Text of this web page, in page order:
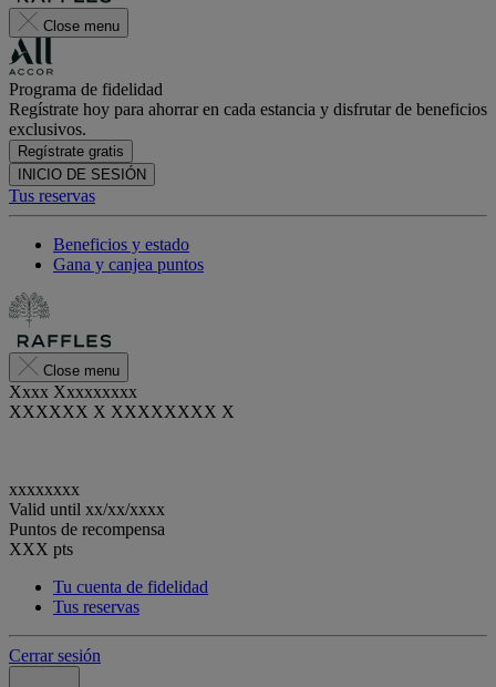
Close menu
Programa de fidelidad
Regístrate hoy para ahorrar en cada estancia y disfrutar de beneficios
exclusivos.
Regístrate gratis
INICIO DE SESIÓN
Tus reservas
Beneficios y estado
Gana y canjea puntos
Close menu
Xxxx Xxxxxxxxx
XXXXXX X XXXXXXXX X
xxxxxxxx
Valid until xx/xx/xxxx
Puntos de recompensa
XXX pts
Tu cuenta de fidelidad
Tus reservas
Cerrar sesión